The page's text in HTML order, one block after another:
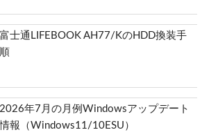
富士通LIFEBOOK AH77/KのHDD換装手
順
2026年7月の月例Windowsアップデート
情報（Windows11/10ESU）